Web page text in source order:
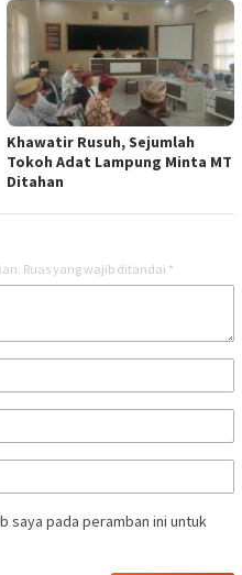
Khawatir Rusuh, Sejumlah
Tokoh Adat Lampung Minta MT
Ditahan
Ruas yang wajib ditandai *
saya pada peramban ini untuk